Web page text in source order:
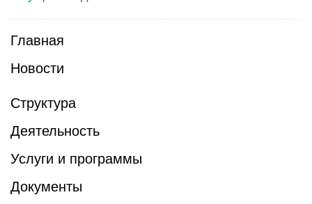
Главная
Новости
Структура
Деятельность
Услуги и программы
Документы